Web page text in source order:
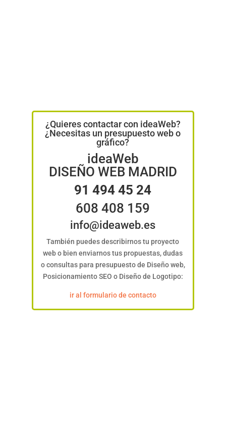
¿Quieres contactar con ideaWeb?
¿Necesitas un presupuesto web o
gráfico?
ideaWeb
DISEÑO WEB MADRID
91 494 45 24
608 408 159
info@ideaweb.es
También puedes describirnos tu proyecto
web o bien enviarnos tus propuestas, dudas
o consultas para presupuesto de Diseño web,
Posicionamiento SEO o Diseño de Logotipo:
ir al formulario de contacto